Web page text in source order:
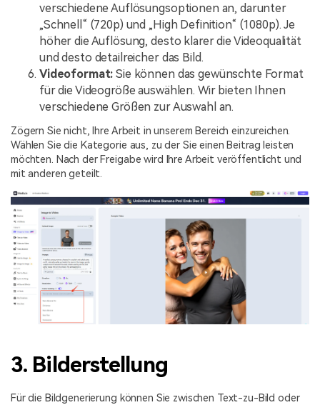
verschiedene Auflösungsoptionen an, darunter
„Schnell“ (720p) und „High Definition“ (1080p). Je
höher die Auflösung, desto klarer die Videoqualität
und desto detailreicher das Bild.
Videoformat: Sie können das gewünschte Format
für die Videogröße auswählen. Wir bieten Ihnen
verschiedene Größen zur Auswahl an.
Zögern Sie nicht, Ihre Arbeit in unserem Bereich einzureichen.
Wählen Sie die Kategorie aus, zu der Sie einen Beitrag leisten
möchten. Nach der Freigabe wird Ihre Arbeit veröffentlicht und
mit anderen geteilt.
3. Bilderstellung
Für die Bildgenerierung können Sie zwischen Text-zu-Bild oder